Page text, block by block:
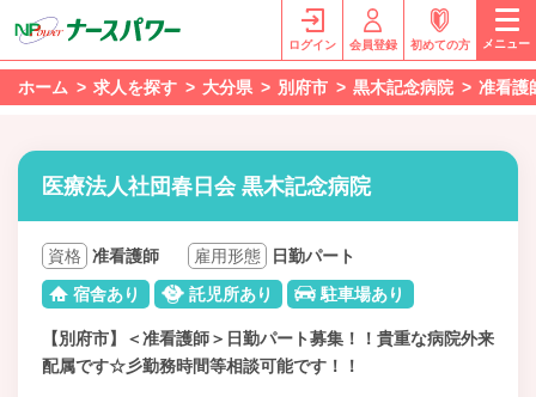
ログイン 会員登録 初めての方 メニュー
ホーム 求人を探す 大分県 別府市 黒木記念病院 准看護
医療法人社団春日会 黒木記念病院
資格 准看護師 雇用形態
日勤パート
宿舎あり
託児所あり 駐車場あり
【別府市】＜准看護師＞日勤パート募集！！貴重な病院外来
配属です☆彡勤務時間等相談可能です！！